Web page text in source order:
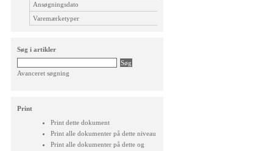
Ansøgningsdato
Varemærketyper
Søg i artikler
Avanceret søgning
Print
Print dette dokument
Print alle dokumenter på dette niveau
Print alle dokumenter på dette og